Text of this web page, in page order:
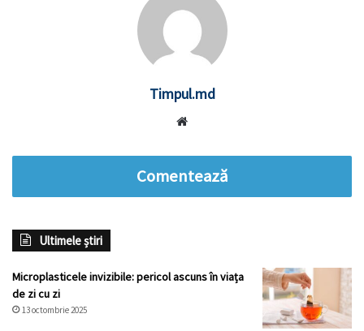
Timpul.md
Comentează
Ultimele știri
Microplasticele invizibile: pericol ascuns în viața
de zi cu zi
13 octombrie 2025